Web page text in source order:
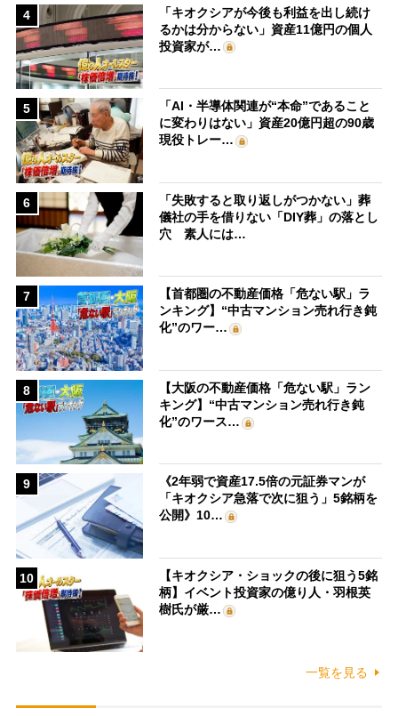
4
「キオクシアが今後も利益を出し続け
るかは分からない」資産11億円の個人
投資家が…
5
「AI・半導体関連が“本命”であること
に変わりはない」資産20億円超の90歳
現役トレー…
6
「失敗すると取り返しがつかない」葬
儀社の手を借りない「DIY葬」の落とし
穴 素人には…
7
【首都圏の不動産価格「危ない駅」ラ
ンキング】“中古マンション売れ行き鈍
化”のワー…
8
【大阪の不動産価格「危ない駅」ラン
キング】“中古マンション売れ行き鈍
化”のワース…
9
《2年弱で資産17.5倍の元証券マンが
「キオクシア急落で次に狙う」5銘柄を
公開》10…
10
【キオクシア・ショックの後に狙う5銘
柄】イベント投資家の億り人・羽根英
樹氏が厳…
一覧を見る